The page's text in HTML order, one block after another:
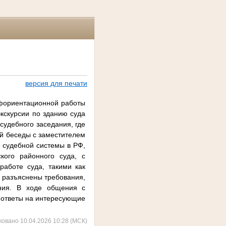
версия для печати
работы
по зданию суда
заседания, где
беседы с заместителем
судебной системы в РФ,
районного суда, с
суда, такими как
требования,
В ходе общения с
на интересующие
10.04.2026 10:28 (МСК)